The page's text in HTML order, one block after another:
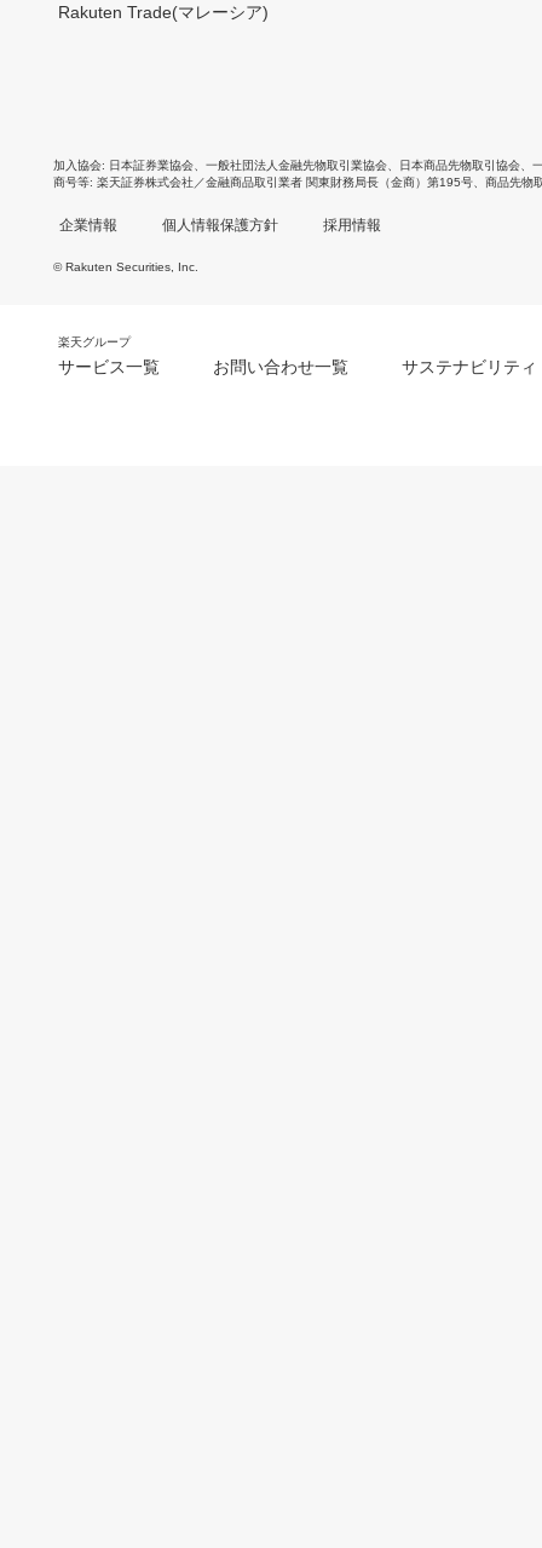
Rakuten Trade(マレーシア)
加入協会 日本証券業協会 一般社団法人金融先物取引業協会 日本商品先物取引協会
商号等 楽天証券株式会社／金融商品取引業者 関東財務局長（金商）第195号、商品先物
企業情報 個人情報保護方針 採用情報
© Rakuten Securities, Inc.
楽天グループ
サービス一覧 お問い合わせ一覧 サステナビリティ